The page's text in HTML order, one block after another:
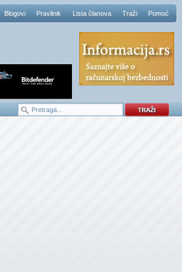
Blogovi Pravilnik Lista članova Traži Pomoć